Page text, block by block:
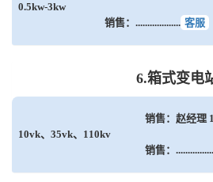
0.5kw-3kw
销售：................... 客服
6.箱式变电
10vk、35vk、110kv
销售：赵经理
销售：